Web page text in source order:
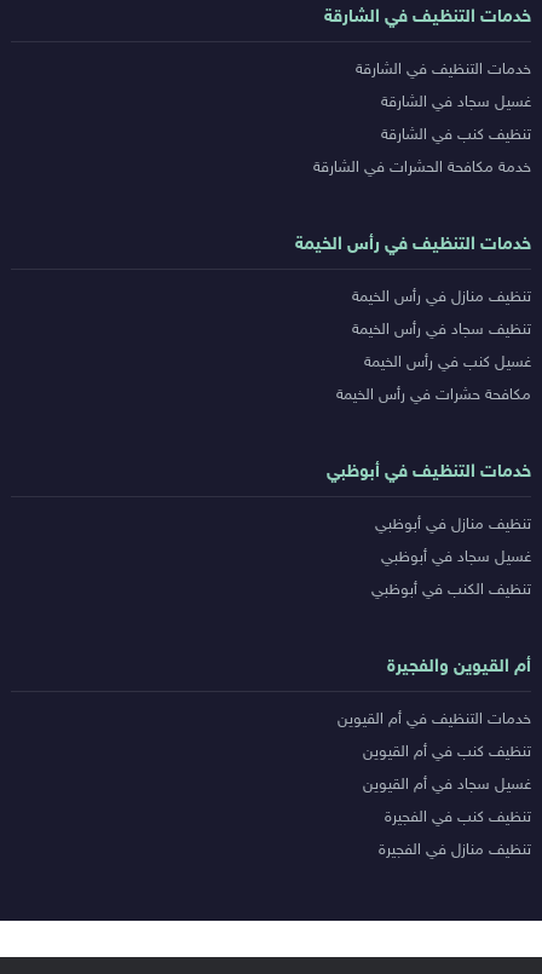
خدمات التنظيف في الشارقة
خدمات التنظيف في الشارقة
غسيل سجاد في الشارقة
تنظيف كنب في الشارقة
خدمة مكافحة الحشرات في الشارقة
خدمات التنظيف في رأس الخيمة
تنظيف منازل في رأس الخيمة
تنظيف سجاد في رأس الخيمة
غسيل كنب في رأس الخيمة
مكافحة حشرات في رأس الخيمة
خدمات التنظيف في أبوظبي
تنظيف منازل في أبوظبي
غسيل سجاد في أبوظبي
تنظيف الكنب في أبوظبي
أم القيوين والفجيرة
خدمات التنظيف في أم القيوين
تنظيف كنب في أم القيوين
غسيل سجاد في أم القيوين
تنظيف كنب في الفجيرة
تنظيف منازل في الفجيرة